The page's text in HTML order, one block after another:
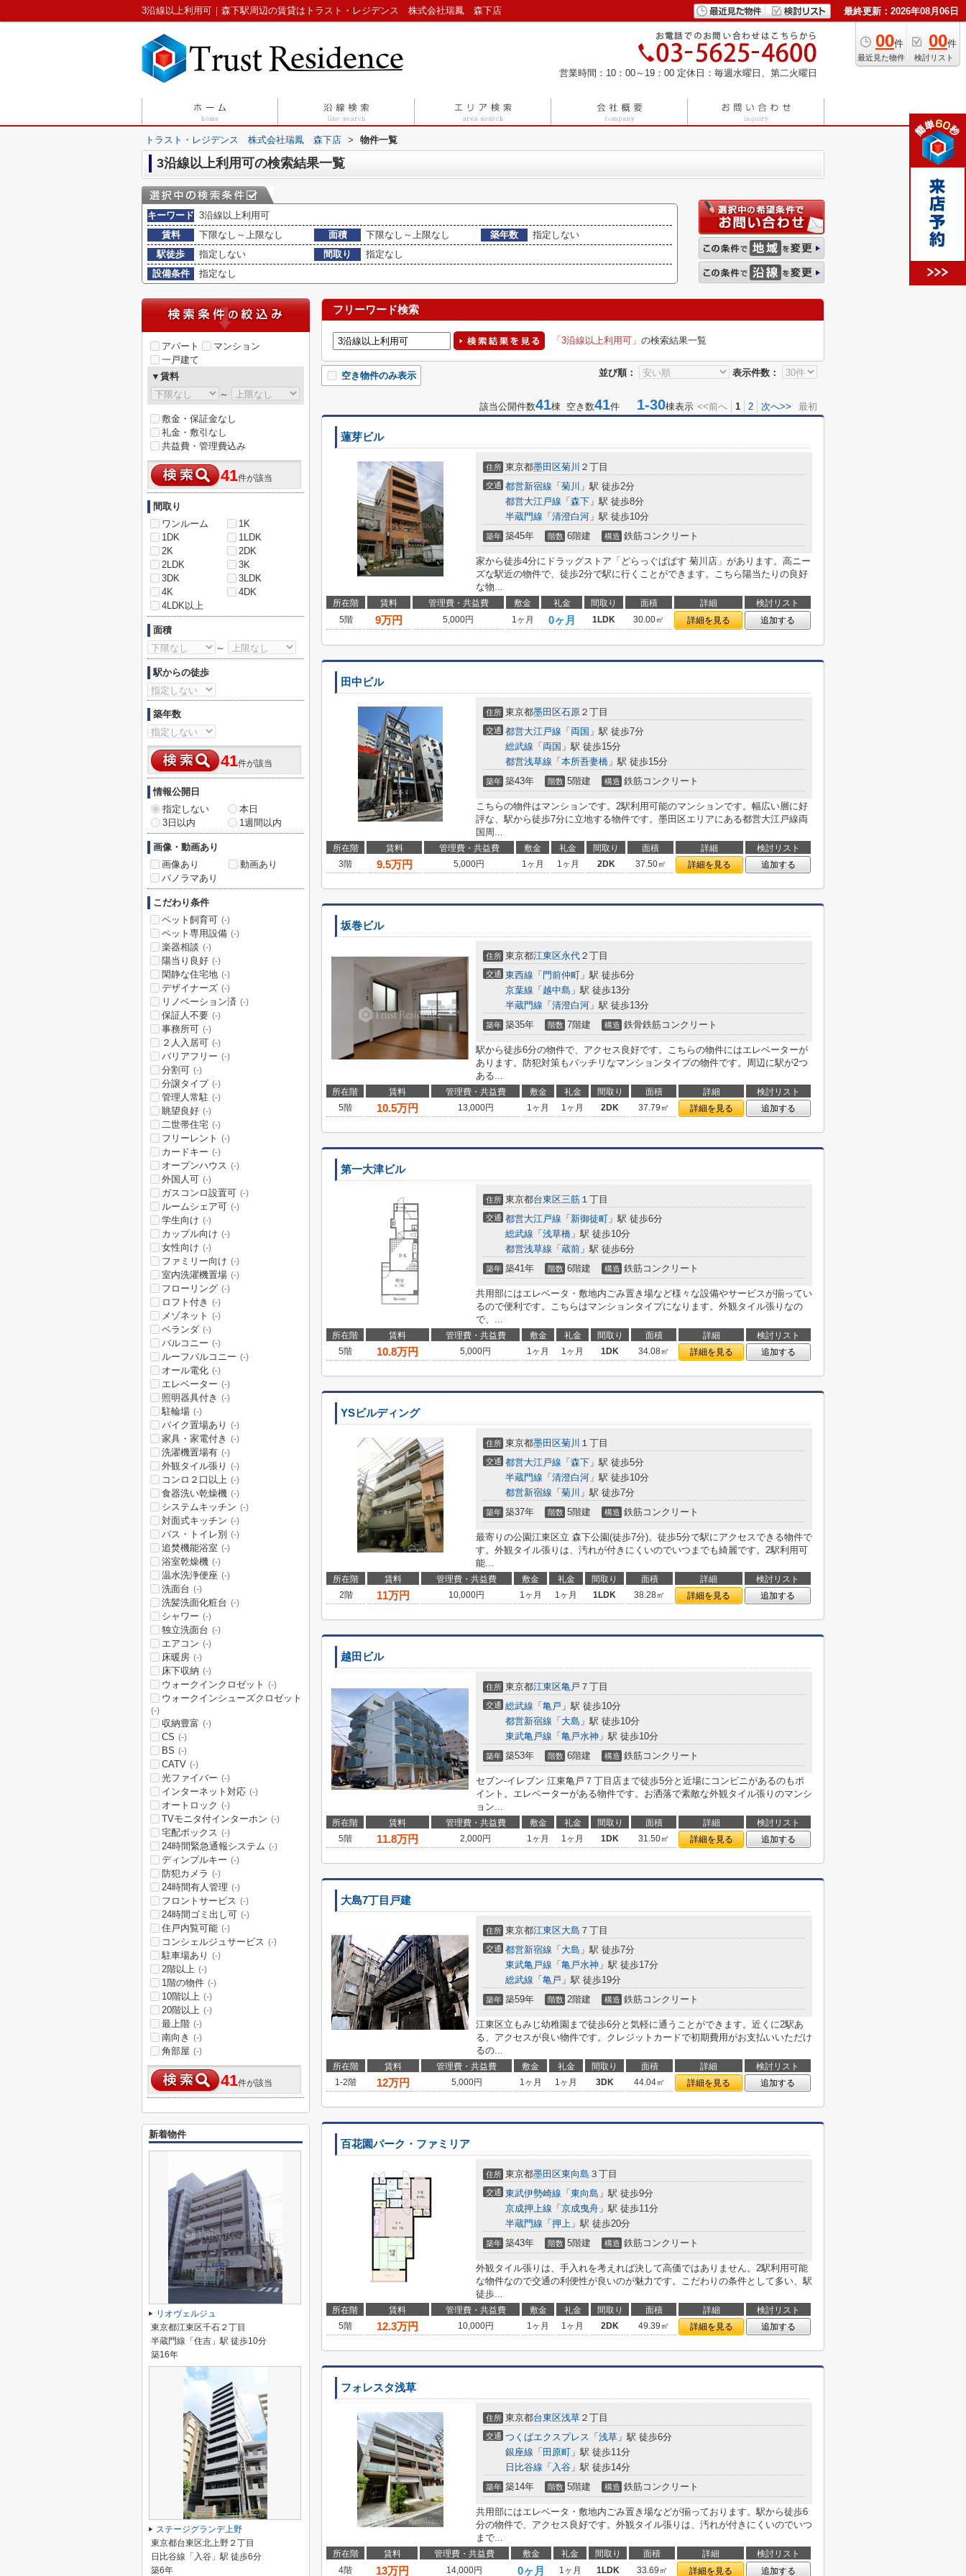
3沿線以上利用可｜森下駅周辺の賃貸はトラスト・レジデンス 株式会社瑞鳳 森下店 最終更新：2026年08月06日
00件
最近見た物件
00件
検討リスト
営業時間：10：00～19：00 定休日：毎週水曜日、第二火曜日
トラスト・レジデンス 株式会社瑞鳳 森下店 > 物件一覧
3沿線以上利用可の検索結果一覧
キーワード 3沿線以上利用可
賃料
下限なし～上限なし 面積 下限なし～上限なし 築年数
指定しない
駅徒歩
指定しない 間取り
指定なし
設備条件
指定なし
フリーワード検索
「3沿線以上利用可」 の検索結果一覧
並び順： 表示件数：
空き物件のみ表示
該当公開件数41棟 空き数41件 1-30棟表示 <<前へ 1 2 次へ>> 最初
蓮芽ビル
住所 東京都墨田区菊川 ２丁目
交通 都営新宿線 「 菊川 」駅 徒歩2分
都営大江戸線 「 森下 」駅 徒歩8分
半蔵門線 「 清澄白河 」駅 徒歩10分
築年 築45年 階数 6階建 構造 鉄筋コンクリート
家から徒歩4分にドラッグストア「どらっぐぱぱす 菊川店」があります。高ニー
ズな駅近の物件で、徒歩2分で駅に行くことができます。こちら陽当たりの良好
な物...
所在階 賃料 管理費・共益費 敷金 礼金 間取り 面積 詳細
検討リスト
5階
9万円 5,000円 1ヶ月 0ヶ月 1LDK 30.00㎡ 詳細を見る 追加する
田中ビル
住所 東京都墨田区石原 ２丁目
交通 都営大江戸線 「 両国 」駅 徒歩7分
総武線 「 両国 」駅 徒歩15分
都営浅草線 「 本所吾妻橋 」駅 徒歩15分
築年 築43年 階数 5階建 構造 鉄筋コンクリート
こちらの物件はマンションです。2駅利用可能のマンションです。幅広い層に好
評な、駅から徒歩7分に立地する物件です。墨田区エリアにある都営大江戸線両
国周...
所在階 賃料 管理費・共益費 敷金 礼金 間取り 面積 詳細
検討リスト
3階
9.5万円 5,000円 1ヶ月 1ヶ月 2DK 37.50㎡ 詳細を見る 追加する
坂巻ビル
住所 東京都江東区永代 ２丁目
交通 東西線 「 門前仲町 」駅 徒歩6分
京葉線 「 越中島 」駅 徒歩13分
半蔵門線 「 清澄白河 」駅 徒歩13分
築年 築35年 階数 7階建 構造 鉄骨鉄筋コンクリート
駅から徒歩6分の物件で、アクセス良好です。こちらの物件にはエレベーターが
あります。防犯対策もバッチリなマンションタイプの物件です。周辺に駅が2つ
ある...
所在階 賃料 管理費・共益費 敷金 礼金 間取り 面積 詳細
検討リスト
5階
10.5万円 13,000円 1ヶ月 1ヶ月 2DK 37.79㎡ 詳細を見る 追加する
第一大津ビル
住所 東京都台東区三筋 １丁目
交通 都営大江戸線 「 新御徒町 」駅 徒歩6分
総武線 「 浅草橋 」駅 徒歩10分
都営浅草線 「 蔵前 」駅 徒歩6分
築年 築41年 階数 6階建 構造 鉄筋コンクリート
共用部にはエレベータ・敷地内ごみ置き場など様々な設備やサービスが揃ってい
るので便利です。こちらはマンションタイプになります。外観タイル張りなの
で、...
所在階 賃料 管理費・共益費 敷金 礼金 間取り 面積 詳細
検討リスト
5階
10.8万円 5,000円 1ヶ月 1ヶ月 1DK 34.08㎡ 詳細を見る 追加する
YSビルディング
住所 東京都墨田区菊川 １丁目
交通 都営大江戸線 「 森下 」駅 徒歩5分
半蔵門線 「 清澄白河 」駅 徒歩10分
都営新宿線 「 菊川 」駅 徒歩7分
築年 築37年 階数 5階建 構造 鉄筋コンクリート
最寄りの公園江東区立 森下公園(徒歩7分)。徒歩5分で駅にアクセスできる物件で
す。外観タイル張りは、汚れが付きにくいのでいつまでも綺麗です。2駅利用可
能...
所在階 賃料 管理費・共益費 敷金 礼金 間取り 面積 詳細
検討リスト
2階
11万円 10,000円 1ヶ月 1ヶ月 1LDK 38.28㎡ 詳細を見る 追加する
越田ビル
住所 東京都江東区亀戸 ７丁目
交通 総武線 「 亀戸 」駅 徒歩10分
都営新宿線 「 大島 」駅 徒歩10分
東武亀戸線 「 亀戸水神 」駅 徒歩10分
築年 築53年 階数 6階建 構造 鉄筋コンクリート
セブン‐イレブン 江東亀戸７丁目店まで徒歩5分と近場にコンビニがあるのもポ
イント。エレベーターがある物件です。お洒落で素敵な外観タイル張りのマンシ
ョン...
所在階 賃料 管理費・共益費 敷金 礼金 間取り 面積 詳細
検討リスト
5階
11.8万円 2,000円 1ヶ月 1ヶ月 1DK 31.50㎡ 詳細を見る 追加する
大島7丁目戸建
住所 東京都江東区大島 ７丁目
交通 都営新宿線 「 大島 」駅 徒歩7分
東武亀戸線 「 亀戸水神 」駅 徒歩17分
総武線 「 亀戸 」駅 徒歩19分
築年 築59年 階数 2階建 構造 鉄筋コンクリート
江東区立もみじ幼稚園まで徒歩6分と気軽に通うことができます。近くに2駅あ
る、アクセスが良い物件です。クレジットカードで初期費用がお支払いいただけ
るの...
所在階 賃料 管理費・共益費 敷金 礼金 間取り 面積 詳細
検討リスト
1-2階
12万円 5,000円 1ヶ月 1ヶ月 3DK 44.04㎡ 詳細を見る 追加する
百花園パーク・ファミリア
住所 東京都墨田区東向島 ３丁目
交通 東武伊勢崎線 「 東向島 」駅 徒歩9分
京成押上線 「 京成曳舟 」駅 徒歩11分
半蔵門線 「 押上 」駅 徒歩20分
築年 築43年 階数 5階建 構造 鉄筋コンクリート
外観タイル張りは、手入れを考えれば決して高価ではありません。2駅利用可能
な物件なので交通の利便性が良いのが魅力です。こだわりの条件として多い、駅
徒歩...
所在階 賃料 管理費・共益費 敷金 礼金 間取り 面積 詳細
検討リスト
5階
12.3万円 10,000円 1ヶ月 1ヶ月 2DK 49.39㎡ 詳細を見る 追加する
フォレスタ浅草
住所 東京都台東区浅草 ２丁目
交通 つくばエクスプレス 「 浅草 」駅 徒歩6分
銀座線 「 田原町 」駅 徒歩11分
日比谷線 「 入谷 」駅 徒歩14分
築年 築14年 階数 5階建 構造 鉄筋コンクリート
共用部にはエレベータ・敷地内ごみ置き場などが揃っております。駅から徒歩6
分の物件で、アクセス良好です。外観タイル張りは、汚れが付きにくいのでいつ
まで...
所在階 賃料 管理費・共益費 敷金 礼金 間取り 面積 詳細
検討リスト
4階
13万円 14,000円 0ヶ月 1ヶ月 1LDK 33.69㎡ 詳細を見る 追加する
アパート
マンション
一戸建て
▼賃料
～
敷金・保証金なし
礼金・敷引なし
共益費・管理費込み
41件が該当
間取り
ワンルーム
1K
1DK
1LDK
2K
2DK
2LDK
3K
3DK
3LDK
4K
4DK
4LDK以上
面積
～
駅からの徒歩
築年数
41件が該当
情報公開日
指定しない
本日
3日以内
1週間以内
画像・動画あり
画像あり
動画あり
パノラマあり
こだわり条件
ペット飼育可 (-)
ペット専用設備 (-)
楽器相談 (-)
陽当り良好 (-)
閑静な住宅地 (-)
デザイナーズ (-)
リノベーション済 (-)
保証人不要 (-)
事務所可 (-)
２人入居可 (-)
バリアフリー (-)
分割可 (-)
分譲タイプ (-)
管理人常駐 (-)
眺望良好 (-)
二世帯住宅 (-)
フリーレント (-)
カードキー (-)
オープンハウス (-)
外国人可 (-)
ガスコンロ設置可 (-)
ルームシェア可 (-)
学生向け (-)
カップル向け (-)
女性向け (-)
ファミリー向け (-)
室内洗濯機置場 (-)
フローリング (-)
ロフト付き (-)
メゾネット (-)
ベランダ (-)
バルコニー (-)
ルーフバルコニー (-)
オール電化 (-)
エレベーター (-)
照明器具付き (-)
駐輪場 (-)
バイク置場あり (-)
家具・家電付き (-)
洗濯機置場有 (-)
外観タイル張り (-)
コンロ２口以上 (-)
食器洗い乾燥機 (-)
システムキッチン (-)
対面式キッチン (-)
バス・トイレ別 (-)
追焚機能浴室 (-)
浴室乾燥機 (-)
温水洗浄便座 (-)
洗面台 (-)
洗髪洗面化粧台 (-)
シャワー (-)
独立洗面台 (-)
エアコン (-)
床暖房 (-)
床下収納 (-)
ウォークインクロゼット (-)
ウォークインシューズクロゼット
(-)
収納豊富 (-)
CS (-)
BS (-)
CATV (-)
光ファイバー (-)
インターネット対応 (-)
オートロック (-)
TVモニタ付インターホン (-)
宅配ボックス (-)
24時間緊急通報システム (-)
ディンプルキー (-)
防犯カメラ (-)
24時間有人管理 (-)
フロントサービス (-)
24時間ゴミ出し可 (-)
住戸内覧可能 (-)
コンシェルジュサービス (-)
駐車場あり (-)
2階以上 (-)
1階の物件 (-)
10階以上 (-)
20階以上 (-)
最上階 (-)
南向き (-)
角部屋 (-)
41件が該当
新着物件
リオヴェルジュ
東京都江東区千石２丁目
半蔵門線「住吉」駅 徒歩10分
築16年
ステージグランデ上野
東京都台東区北上野２丁目
日比谷線「入谷」駅 徒歩6分
築6年